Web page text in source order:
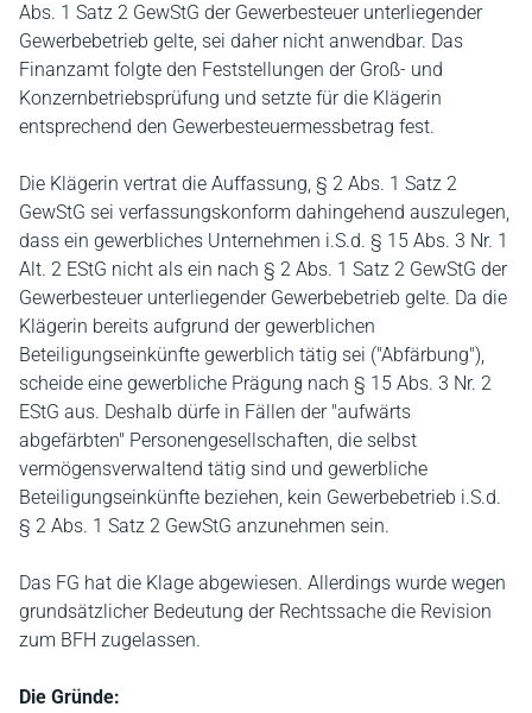
Abs. 1 Satz 2 GewStG der Gewerbesteuer unterliegender
Gewerbebetrieb gelte, sei daher nicht anwendbar. Das
Finanzamt folgte den Feststellungen der Groß- und
Konzernbetriebsprüfung und setzte für die Klägerin
entsprechend den Gewerbesteuermessbetrag fest.
Die Klägerin vertrat die Auffassung, § 2 Abs. 1 Satz 2
GewStG sei verfassungskonform dahingehend auszulegen,
dass ein gewerbliches Unternehmen i.S.d. § 15 Abs. 3 Nr. 1
Alt. 2 EStG nicht als ein nach § 2 Abs. 1 Satz 2 GewStG der
Gewerbesteuer unterliegender Gewerbebetrieb gelte. Da die
Klägerin bereits aufgrund der gewerblichen
Beteiligungseinkünfte gewerblich tätig sei ("Abfärbung"),
scheide eine gewerbliche Prägung nach § 15 Abs. 3 Nr. 2
EStG aus. Deshalb dürfe in Fällen der "aufwärts
abgefärbten" Personengesellschaften, die selbst
vermögensverwaltend tätig sind und gewerbliche
Beteiligungseinkünfte beziehen, kein Gewerbebetrieb i.S.d.
§ 2 Abs. 1 Satz 2 GewStG anzunehmen sein.
Das FG hat die Klage abgewiesen. Allerdings wurde wegen
grundsätzlicher Bedeutung der Rechtssache die Revision
zum BFH zugelassen.
Die Gründe: